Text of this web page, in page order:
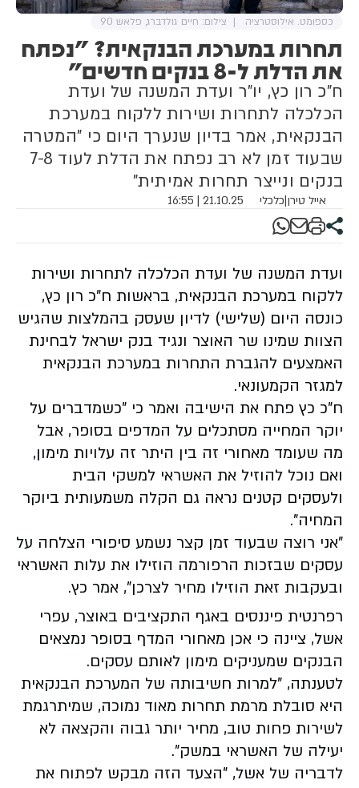
תחרות במערכת הבנקאית? "נפתח
את הדלת ל-8 בנקים חדשים"
ח"כ רון כץ, יו"ר ועדת המשנה של ועדת
הכלכלה לתחרות ושירות ללקוח במערכת
הבנקאית, אמר בדיון שנערך היום כי "המטרה
שבעוד זמן לא רב נפתח את הדלת לעוד 7-8
בנקים ונייצר תחרות אמיתית"
אייל טירן|כלכלי 21.10.25 | 16:55
כספומט. אילוסטרציה צילום: חיים גולדברג, פלאש 90
ועדת המשנה של ועדת הכלכלה לתחרות ושירות
ללקוח במערכת הבנקאית, בראשות ח"כ רון כץ,
כונסה היום (שלישי) לדיון שעסק בהמלצות שהגיש
הצוות שמינו שר האוצר ונגיד בנק ישראל לבחינת
האמצעים להגברת התחרות במערכת הבנקאית
למגזר הקמעונאי.
ח"כ כץ פתח את הישיבה ואמר כי "כשמדברים על
יוקר המחייה מסתכלים על המדפים בסופר, אבל
מה שעומד מאחורי זה בין היתר זה עלויות מימון,
ואם נוכל להוזיל את האשראי למשקי הבית
ולעסקים קטנים נראה גם הקלה משמעותית ביוקר
המחיה".
"אני רוצה שבעוד זמן קצר נשמע סיפורי הצלחה על
עסקים שבזכות הרפורמה הוזילו את עלות האשראי
ובעקבות זאת הוזילו מחיר לצרכן", אמר כץ.
רפרנטית פיננסים באגף התקציבים באוצר, עפרי
אשל, ציינה כי אכן מאחורי המדף בסופר נמצאים
הבנקים שמעניקים מימון לאותם עסקים.
לטענתה, "למרות חשיבותה של המערכת הבנקאית
היא סובלת מרמת תחרות מאוד נמוכה, שמיתרגמת
לשירות פחות טוב, מחיר יותר גבוה והקצאה לא
יעילה של האשראי במשק".
לדבריה של אשל, "הצעד הזה מבקש לפתוח את